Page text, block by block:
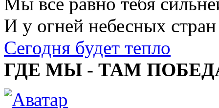
И у огней небесных стран
Сегодня будет тепло
ГДЕ МЫ - ТАМ